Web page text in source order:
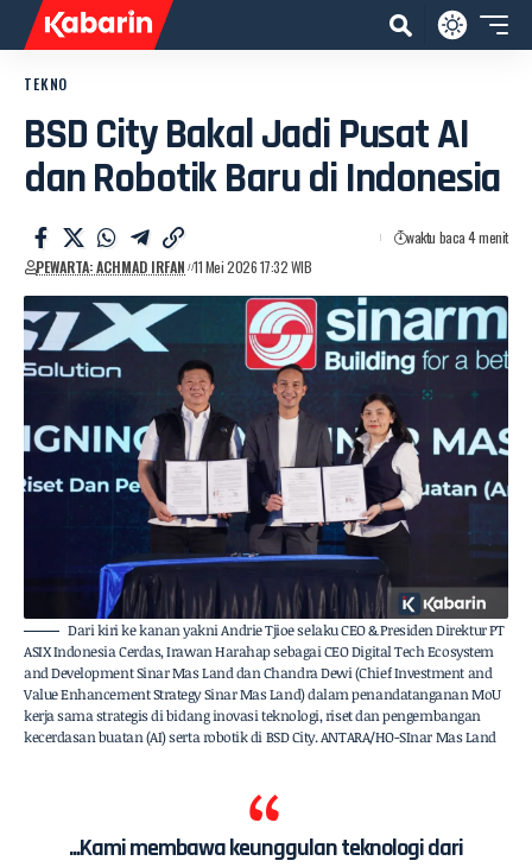
TEKNO
BSD City Bakal Jadi Pusat AI
dan Robotik Baru di Indonesia
PEWARTA: ACHMAD IRFAN 11 Mei 2026 17:32 WIB
waktu baca 4 menit
Dari kiri ke kanan yakni Andrie Tjioe selaku CEO & Presiden Direktur PT
ASIX Indonesia Cerdas, Irawan Harahap sebagai CEO Digital Tech Ecosystem
and Development Sinar Mas Land dan Chandra Dewi (Chief Investment and
Value Enhancement Strategy Sinar Mas Land) dalam penandatanganan MoU
kerja sama strategis di bidang inovasi teknologi, riset dan pengembangan
kecerdasan buatan (AI) serta robotik di BSD City. ANTARA/HO-SInar Mas Land
...Kami membawa keunggulan teknologi dari